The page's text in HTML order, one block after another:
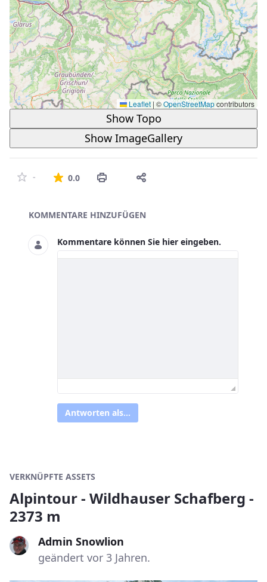
Leaflet | ©OpenStreetMapcontributors
Show Topo
Show ImageGallery
- 0.0Die durchschnittliche Bewertung ist
Asset-Herausgeber
KOMMENTARE HINZUFÜGEN
Kommentare können Sie hier eingeben.
Antworten als...
VERKNÜPFTE ASSETS
Alpintour - Wildhauser Schafberg -
2373 m
Admin Snowlion
geändert vor 3 Jahren.